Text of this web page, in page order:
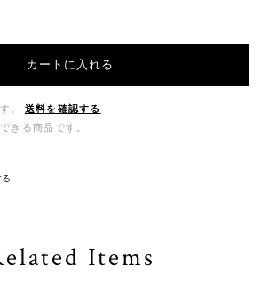
カートに入れる
。
送料を確認する
きる商品です。
Items